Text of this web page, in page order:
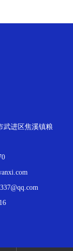
武进区焦溪镇粮